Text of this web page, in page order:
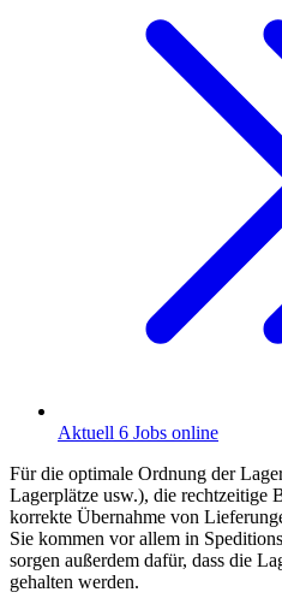
Aktuell 6 Jobs online
Für die optimale Ordnung der
Lagerplätze usw.), die rechtzeitige
korrekte Übernahme von
Sie kommen vor allem in
sorgen außerdem dafür, dass die
gehalten werden.